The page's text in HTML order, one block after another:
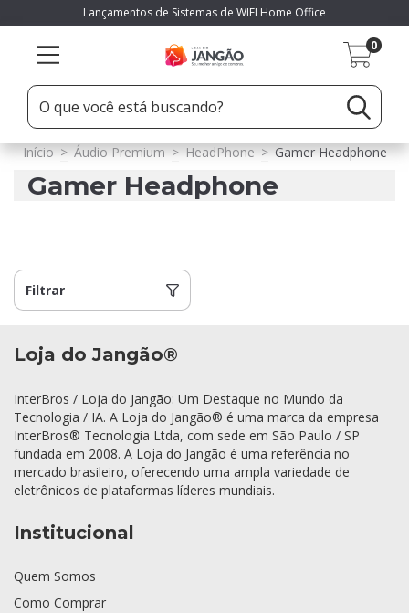
Lançamentos de Sistemas de WIFI Home Office
0
Início > Áudio Premium > HeadPhone > Gamer Headphone
Gamer Headphone
Filtrar
Loja do Jangão®
InterBros / Loja do Jangão: Um Destaque no Mundo da
Tecnologia / IA. A Loja do Jangão® é uma marca da empresa
InterBros® Tecnologia Ltda, com sede em São Paulo / SP
fundada em 2008. A Loja do Jangão é uma referência no
mercado brasileiro, oferecendo uma ampla variedade de
eletrônicos de plataformas líderes mundiais.
Institucional
Quem Somos
Como Comprar